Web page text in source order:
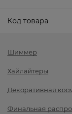
Код товара
Шиммер
Хайлайтеры
Декоративная
Финальная